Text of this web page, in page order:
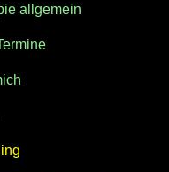
allgemein